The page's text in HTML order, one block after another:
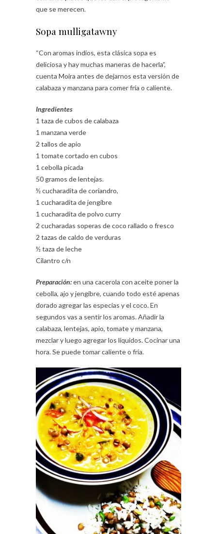
que se merecen.
Sopa mulligatawny
“Con aromas indios, esta clásica sopa es
deliciosa y hay muchas maneras de hacerla”,
cuenta Moira antes de dejarnos esta versión de
calabaza y manzana para comer fría o caliente.
Ingredientes
1 taza de cubos de calabaza
1 manzana verde
2 tallos de apio
1 tomate cortado en cubos
1 cebolla picada
50 gramos de lentejas.
½ cucharadita de coriandro,
1 cucharadita de jengibre
1 cucharadita de polvo curry
2 cucharadas soperas de coco rallado o fresco
2 tazas de caldo de verduras
½ taza de leche
Cilantro c/n
Preparación:en una cacerola con aceite poner la
cebolla, ajo y jengibre, cuando todo esté apenas
dorado agregar las especias y el coco. En
segundos vas a sentir los aromas. Añadir la
calabaza, lentejas, apio, tomate y manzana,
mezclar y luego agregar los líquidos. Cocinar una
hora. Se puede tomar caliente o fría.